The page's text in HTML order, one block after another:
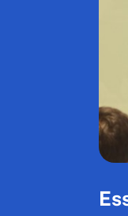
Training
Service
Problem
Speed
Mind
Download